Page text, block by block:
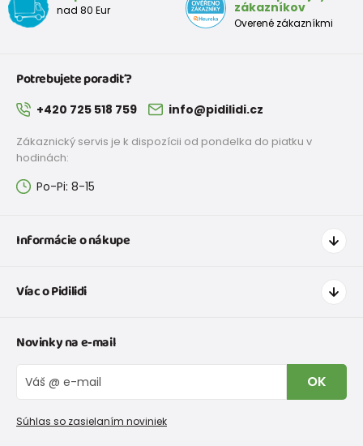
nad 80 Eur
zákazníkov
Overené zákazníkmi
Potrebujete poradiť?
+420 725 518 759 info@pidilidi.cz
Zákaznický servis je k dispozícii od pondelka do piatku v
hodinách:
Po-Pi: 8-15
Informácie o nákupe
Doprava a platba
Tabuľka veľkostí obuvi
Vrátenie tovaru a reklamacie
Reklamačný poriadok
Nevyzdvihnutá objednávka na dobierku
Víac o Pidilidi
O nás
Blog
Veľkoobchod PiDiLiDi
Kolekcie tovaru
Novinky na e-mail
OK
Súhlas so zasielaním noviniek